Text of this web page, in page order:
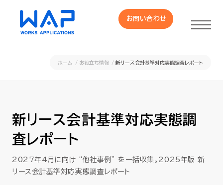
お問い合わせ
HUE 機能一覧
サービス
OXYGラインナップ
ホーム お役立ち情報 新リース会計基準対応実態調査レポート
新リース会計基準対応実態調
査レポート
2027年4月に向け “他社事例” を一括収集。2025年版 新
リース会計基準対応実態調査レポート
お問い合わせ